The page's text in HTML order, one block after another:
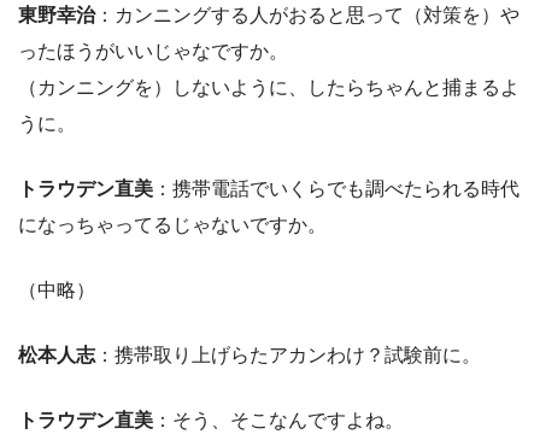
東野幸治：カンニングする人がおると思って（対策を）や
ったほうがいいじゃなですか。
（カンニングを）しないように、したらちゃんと捕まるよ
うに。
トラウデン直美 ：携帯電話でいくらでも調べたられる時代
になっちゃってるじゃないですか。
（中略）
松本人志 ：携帯取り上げらたアカンわけ？試験前に。
トラウデン直美 ：そう、そこなんですよね。